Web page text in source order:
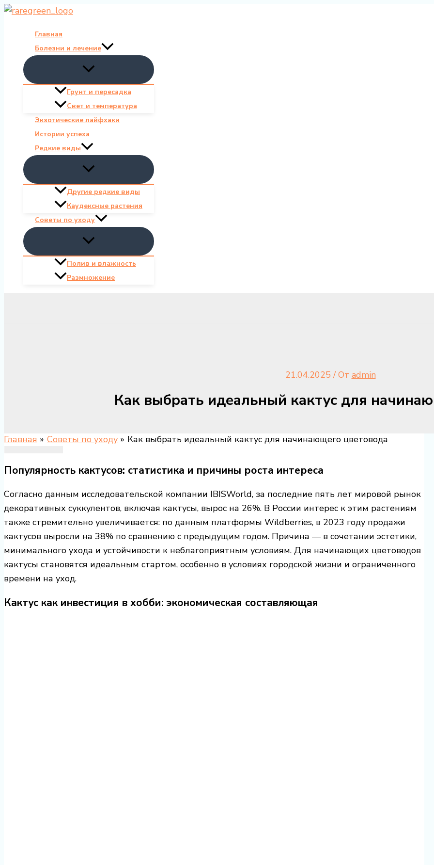
Перейти
содержимому
Главная
Болезни и лечение
Грунт и пересадка
Свет и температура
Экзотические лайфхаки
Истории успеха
Редкие виды
Другие редкие виды
Каудексные растения
Советы по уходу
Полив и влажность
Размножение
21.04.2025/ От admin
Как выбрать идеальный кактус для
Главная Советы по уходу Как выбрать идеальный кактус для начинающего цветовода
Популярность кактусов: статистика и причины роста интереса
Согласно данным исследовательской компании IBISWorld, за последние пять лет мировой рынок
декоративных суккулентов, включая кактусы, вырос на 26%. В России интерес к этим растениям
также стремительно увеличивается: по данным платформы Wildberries, в 2023 году продажи
кактусов выросли на 38% по сравнению с предыдущим годом. Причина — в сочетании эстетики,
минимального ухода и устойчивости к неблагоприятным условиям. Для начинающих цветоводов
кактусы становятся идеальным стартом, особенно в условиях городской жизни и ограниченного
времени на уход.
Кактус как инвестиция в хобби: экономическая составляющая